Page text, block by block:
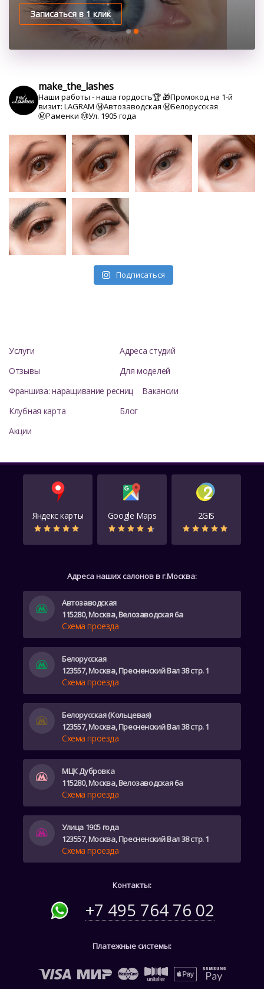
Записаться в 1 клик
Записаться в 1 клик
make_the_lashes
Наши работы - наша гордость🏆🎁Промокод на 1-й
визит: LAGRAM Ⓜ️Автозаводская Ⓜ️Белорусская
Ⓜ️Раменки Ⓜ️Ул. 1905 года
Подписаться
Услуги
Адреса студий
Отзывы
Для моделей
Франшиза: наращивание ресниц
Вакансии
Клубная карта
Блог
Акции
Яндекс карты Google Maps 2GIS
Платежные системы:
Контакты:
+7 495 764 76 02
Адреса наших салонов в г.Москва:
Автозаводская
115280, Москва, Велозаводская 6а
Схема проезда
Белорусская
123557, Москва, Пресненский Вал 38 стр. 1
Схема проезда
Белорусская (Кольцевая)
123557, Москва, Пресненский Вал 38 стр. 1
Схема проезда
МЦК Дубровка
115280, Москва, Велозаводская 6а
Схема проезда
Улица 1905 года
123557, Москва, Пресненский Вал 38 стр. 1
Схема проезда